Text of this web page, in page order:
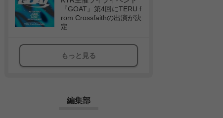
『GOAT』第4回にTERU f
rom Crossfaithの出演が決
定
もっと見る
編集部